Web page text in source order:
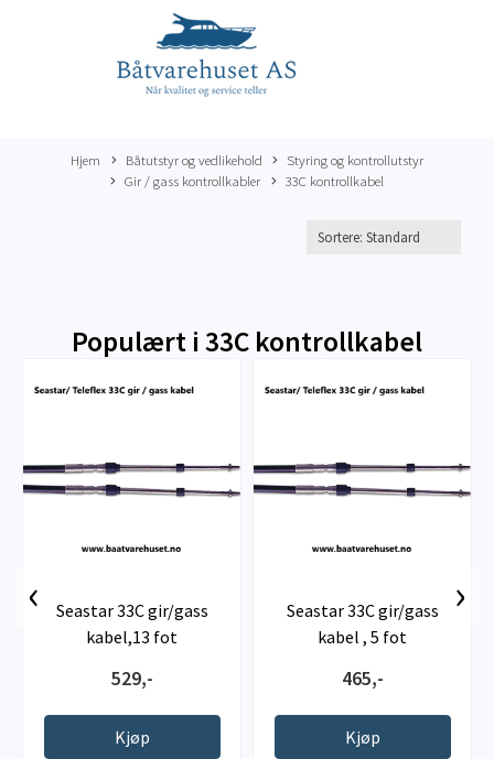
Hjem Båtutstyr og vedlikehold
Styring og kontrollutstyr
Gir / gass kontrollkabler
33C kontrollkabel
Populært i 33C kontrollkabel
Seastar 33C gir/gass
kabel,13 fot
529,-
Kjøp
Seastar 33C gir/gass
kabel , 5 fot
465,-
Kjøp
‹ ›